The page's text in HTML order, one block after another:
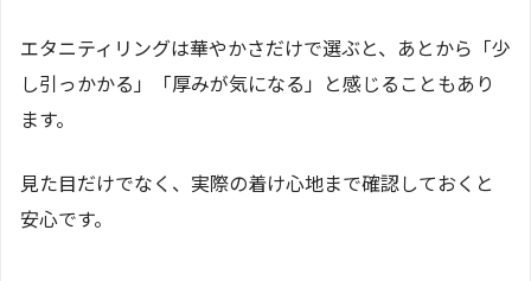
エタニティリングは華やかさだけで選ぶと、あとから「少
し引っかかる」「厚みが気になる」と感じることもあり
ます。
見た目だけでなく、実際の着け心地まで確認しておくと
安心です。